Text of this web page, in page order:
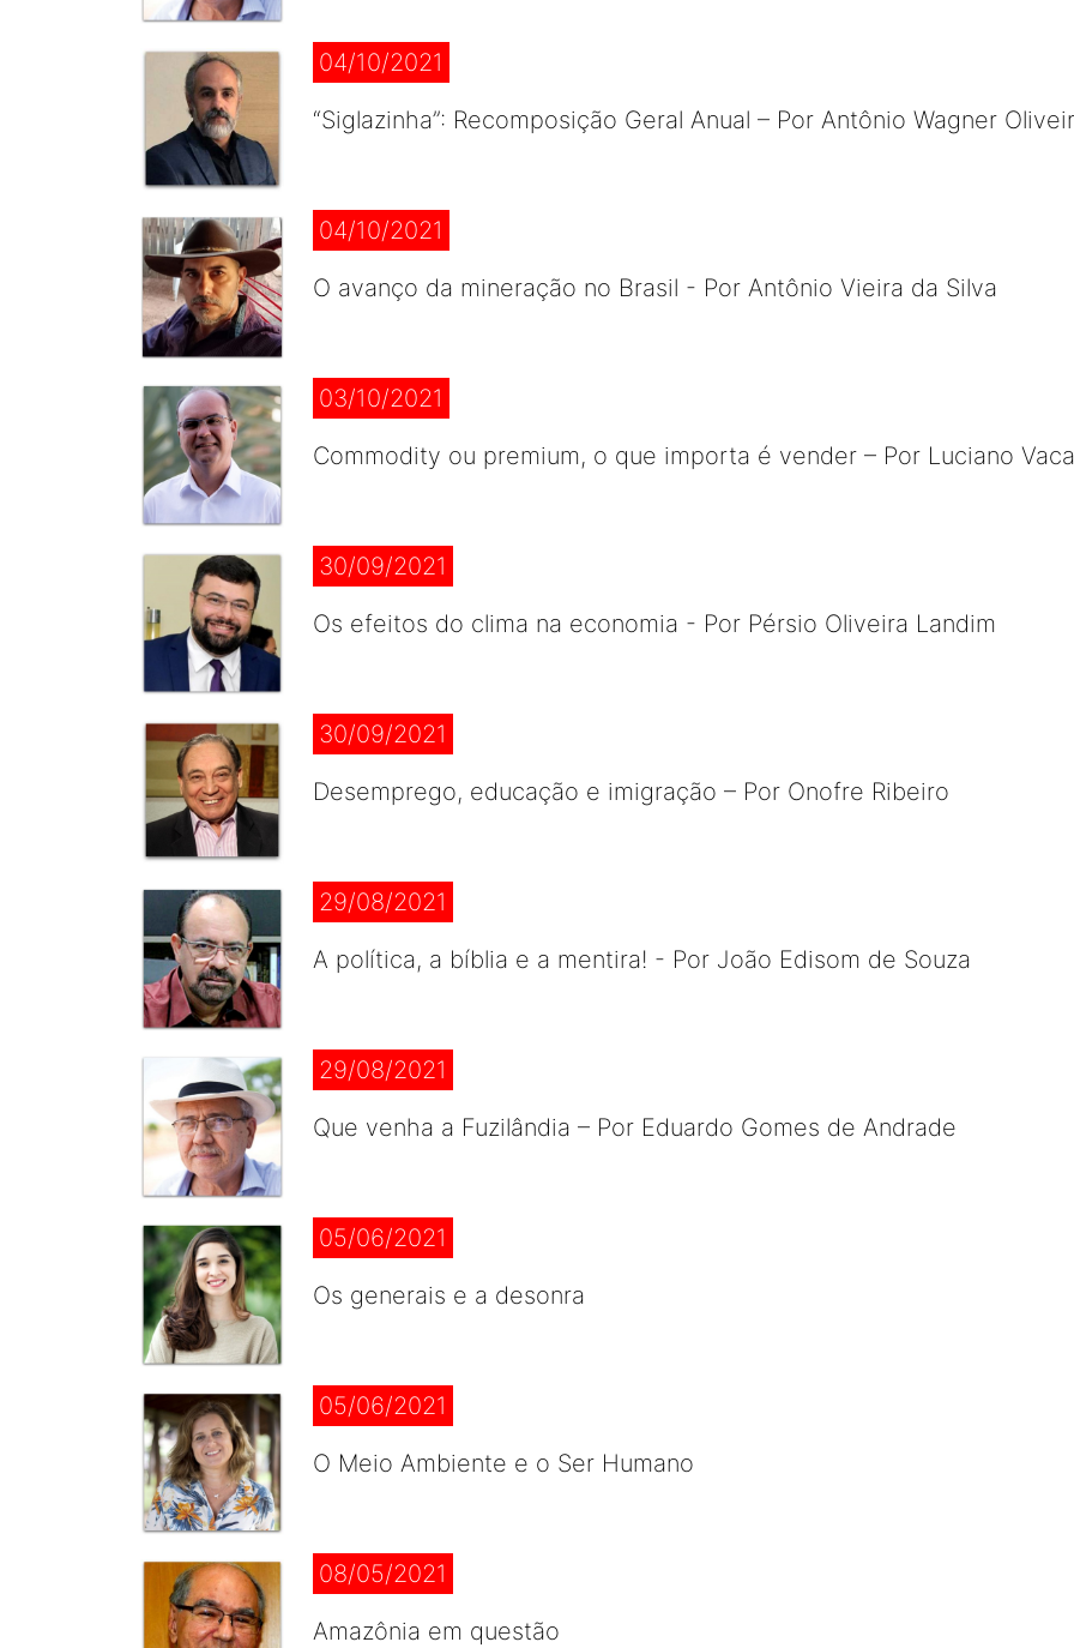
04/10/2021
“Siglazinha”: Recomposição Geral Anual – Por Antônio Wagner
04/10/2021
O avanço da mineração no Brasil - Por Antônio Vieira da Silva
03/10/2021
Commodity ou premium, o que importa é vender – Por Luciano
30/09/2021
Os efeitos do clima na economia - Por Pérsio Oliveira Landim
30/09/2021
Desemprego, educação e imigração – Por Onofre Ribeiro
29/08/2021
A política, a bíblia e a mentira! - Por João Edisom de Souza
29/08/2021
Que venha a Fuzilândia – Por Eduardo Gomes de Andrade
05/06/2021
Os generais e a desonra
05/06/2021
O Meio Ambiente e o Ser Humano
08/05/2021
Amazônia em questão